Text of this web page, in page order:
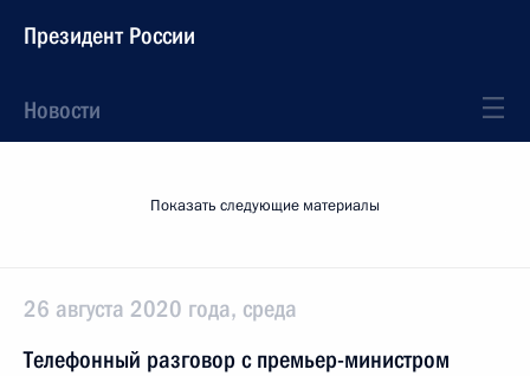
Президент России
Новости
Показать следующие материалы
26 августа 2020 года, среда
Телефонный разговор с премьер-министром